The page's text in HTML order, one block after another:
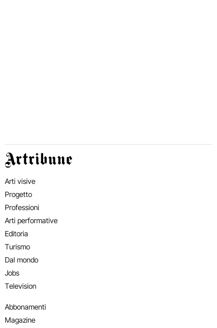
Artribune
Arti visive
Progetto
Professioni
Arti performative
Editoria
Turismo
Dal mondo
Jobs
Television
Abbonamenti
Magazine